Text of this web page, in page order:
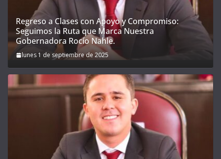
Regreso a Clases con Apoyo y Compromiso:
Seguimos la Ruta que Marca Nuestra
Gobernadora Rocío Nahle.
lunes 1 de septiembre de 2025